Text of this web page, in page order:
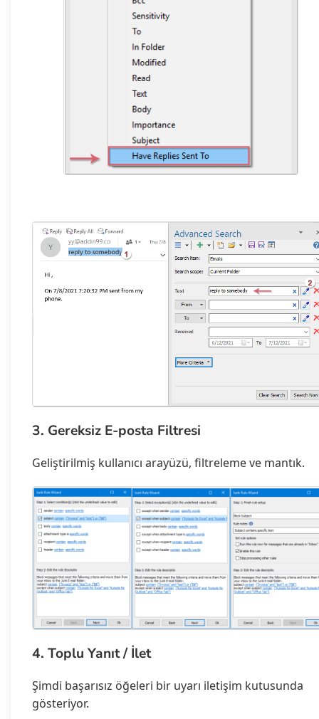
3. Gereksiz E-posta Filtresi
Geliştirilmiş kullanıcı arayüzü, filtreleme ve mantık.
4. Toplu Yanıt / İlet
Şimdi başarısız öğeleri bir uyarı iletişim kutusunda
gösteriyor.